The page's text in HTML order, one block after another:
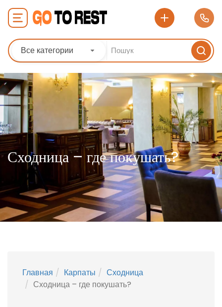
Все категории
Сходница – где покушать?
Главная Карпаты
Сходница
Сходница – где покушать?